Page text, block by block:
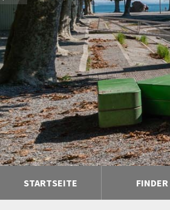
STARTSEITE FINDER